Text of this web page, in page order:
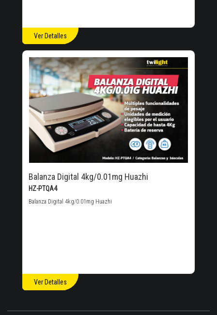
Ver Detalles
Balanza Digital 4kg/0.01mg Huazhi
HZ-PTQA4
Balanza Digital 4kg/0.01mg Huazhi
Ver Detalles